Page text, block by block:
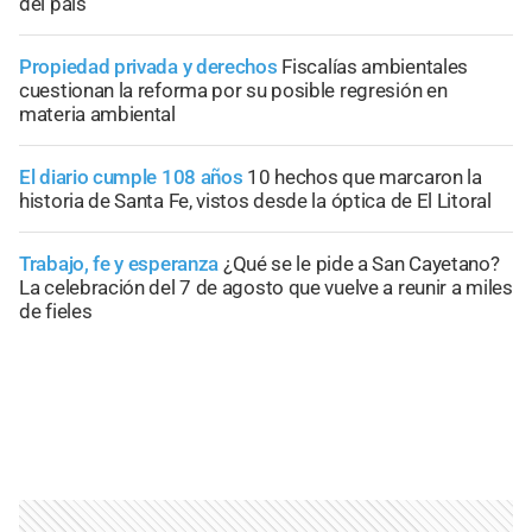
Propiedad privada y derechos Fiscalías ambientales
cuestionan la reforma por su posible regresión en
materia ambiental
El diario cumple 108 años 10 hechos que marcaron la
historia de Santa Fe, vistos desde la óptica de El Litoral
Trabajo, fe y esperanza ¿Qué se le pide a San Cayetano?
La celebración del 7 de agosto que vuelve a reunir a miles
de fieles